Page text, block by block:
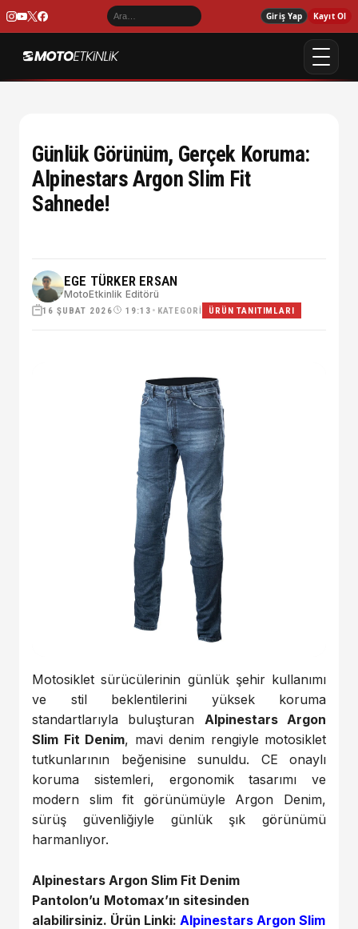
Giriş Yap Kayıt Ol
Günlük Görünüm, Gerçek Koruma:
Alpinestars Argon Slim Fit
Sahnede!
EGE TÜRKER ERSAN
MotoEtkinlik Editörü
16 ŞUBAT 2026 19:13 • KATEGORI ÜRÜN TANITIMLARI
Motosiklet sürücülerinin günlük şehir kullanımı
ve stil beklentilerini yüksek koruma
standartlarıyla buluşturan Alpinestars Argon
Slim Fit Denim, mavi denim rengiyle motosiklet
tutkunlarının beğenisine sunuldu. CE onaylı
koruma sistemleri, ergonomik tasarımı ve
modern slim fit görünümüyle Argon Denim,
sürüş güvenliğiyle günlük şık görünümü
harmanlıyor.
Alpinestars Argon Slim Fit Denim
Pantolon’u Motomax’ın sitesinden
alabilirsiniz. Ürün Linki: Alpinestars Argon Slim